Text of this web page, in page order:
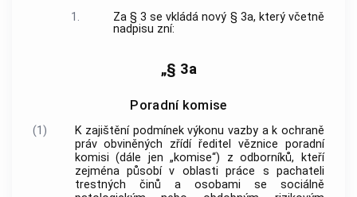
1.
Za § 3 se vkládá nový § 3a, který včetně
nadpisu zní:
„§ 3a
Poradní komise
(1)
K zajištění podmínek výkonu vazby a k ochraně
práv obviněných zřídí ředitel věznice poradní
komisi (dále jen „komise“) z odborníků, kteří
zejména působí v oblasti práce s pachateli
trestných činů a osobami se sociálně